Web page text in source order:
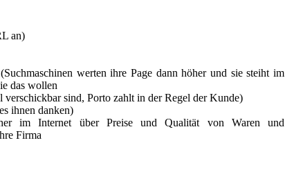
an)
werten ihre Page dann höher und sie steiht im
das wollen
sind, Porto zahlt in der Regel der Kunde)
ihnen danken)
im Internet über Preise und Qualität von Waren und
Firma